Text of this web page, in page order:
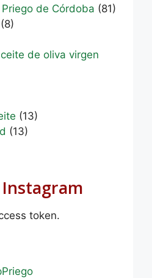
de Córdoba (81)
(8)
de oliva virgen
(13)
(13)
token.